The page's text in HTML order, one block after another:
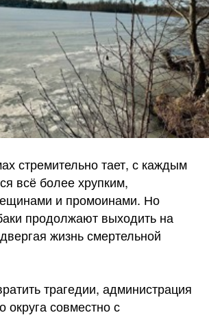
стремительно тает, с каждым
всё более хрупким,
и промоинами. Но
продолжают выходить на
жизнь смертельной
трагедии, администрация
округа совместно с